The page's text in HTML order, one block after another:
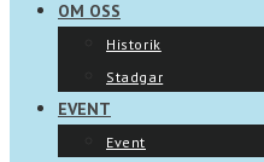
OM OSS
Historik
Stadgar
EVENT
Event